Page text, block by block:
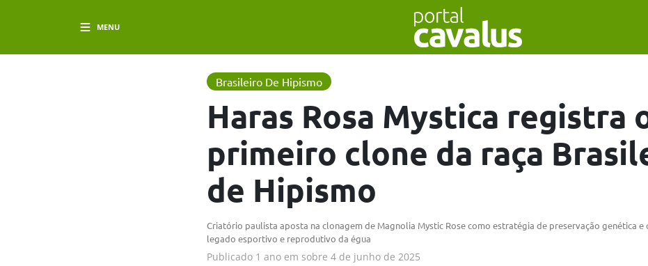
MENU
Brasileiro De Hipismo
Haras Rosa Mystica registra
primeiro clone da raça
de Hipismo
Criatório paulista aposta na clonagem de Magnolia Mystic Rose como estratégia de preservação genética e
legado esportivo e reprodutivo da égua
Publicado 1 ano em sobre 4 de junho de 2025